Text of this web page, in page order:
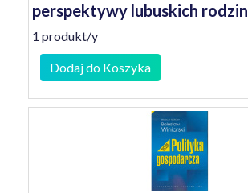
perspektywy lubuskich rodzin
1 produkt/y
Dodaj do Koszyka